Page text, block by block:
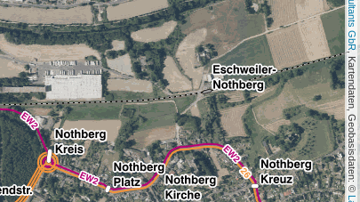
, Kartendaten, Geobasisdaten: ©